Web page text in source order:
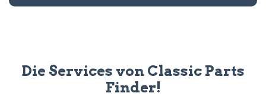
Die Services von Classic Parts
Finder!